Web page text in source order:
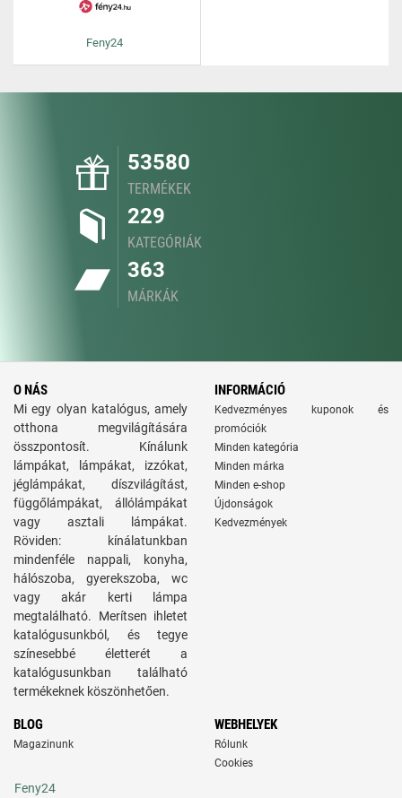
Feny24
53580
TERMÉKEK
229
KATEGÓRIÁK
363
MÁRKÁK
O NÁS
Mi egy olyan katalógus, amely
otthona megvilágítására
összpontosít. Kínálunk
lámpákat, lámpákat, izzókat,
jéglámpákat, díszvilágítást,
függőlámpákat, állólámpákat
vagy asztali lámpákat.
Röviden: kínálatunkban
mindenféle nappali, konyha,
hálószoba, gyerekszoba, wc
vagy akár kerti lámpa
megtalálható. Merítsen ihletet
katalógusunkból, és tegye
színesebbé életterét a
katalógusunkban található
termékeknek köszönhetően.
INFORMÁCIÓ
Kedvezményes kuponok és
promóciók
Minden kategória
Minden márka
Minden e-shop
Újdonságok
Kedvezmények
BLOG
Magazinunk
WEBHELYEK
Rólunk
Cookies
Feny24